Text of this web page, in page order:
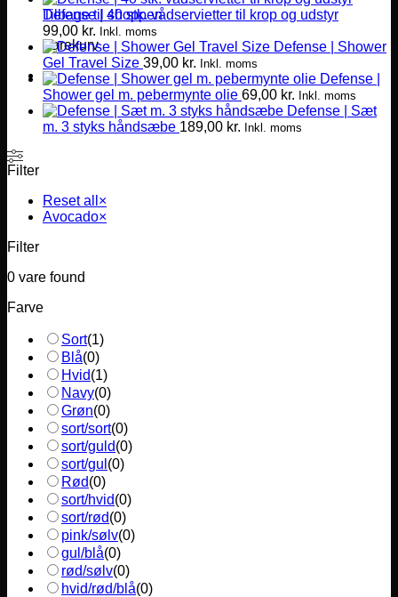
Tilbage til shoppen
Varekurv
Defense | 40 stk. vådservietter til krop og udstyr
99,00 kr. Inkl. moms
Defense | Shower
Gel Travel Size 39,00 kr. Inkl. moms
Defense |
Shower gel m. pebermynte olie 69,00 kr. Inkl. moms
Defense | Sæt
m. 3 styks håndsæbe 189,00 kr. Inkl. moms
Filter
Reset all ×
Avocado×
Filter
0 vare found
Farve
Sort(1)
Blå(0)
Hvid(1)
Navy(0)
Grøn(0)
sort/sort(0)
sort/guld(0)
sort/gul (0)
Rød(0)
sort/hvid(0)
sort/rød(0)
pink/sølv(0)
gul/blå(0)
rød/sølv(0)
hvid/rød/blå(0)